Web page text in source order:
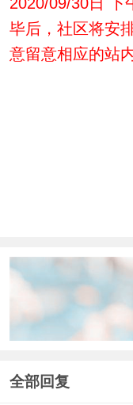
毕后，社区将安
意留意相应的站
全部回复